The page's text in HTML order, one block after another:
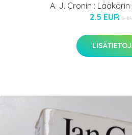
A. J. Cronin :
2.5 EUR 5